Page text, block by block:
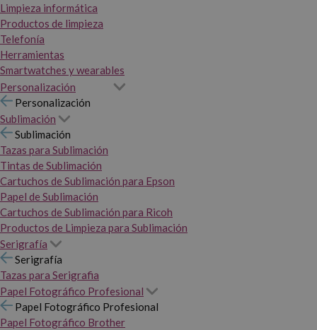
Limpieza informática
Productos de limpieza
Telefonía
Herramientas
Smartwatches y wearables
Personalización
Personalización
Sublimación
Sublimación
Tazas para Sublimación
Tintas de Sublimación
Cartuchos de Sublimación para Epson
Papel de Sublimación
Cartuchos de Sublimación para Ricoh
Productos de Limpieza para Sublimación
Serigrafía
Serigrafía
Tazas para Serigrafia
Papel Fotográfico Profesional
Papel Fotográfico Profesional
Papel Fotográfico Brother